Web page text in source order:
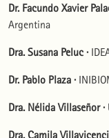
Dr. Facundo Xavier
Argentina
Dra. Susana Peluc ·
Dr. ​Pablo Plaza ·
Dra. Nélida Villaseñor ·
Dra. Camila